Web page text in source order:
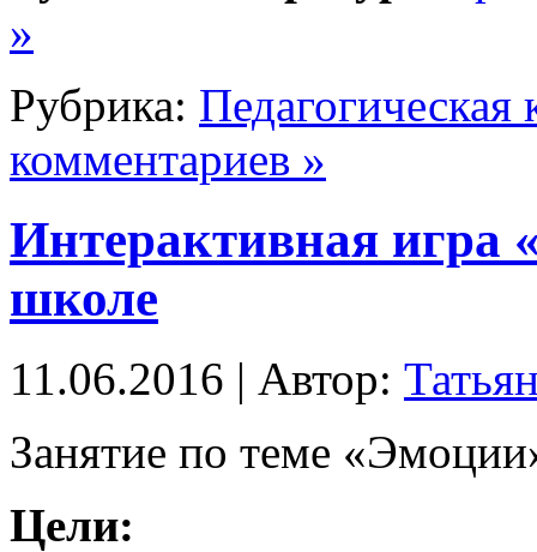
»
Рубрика: Педагогическая
комментариев »
Интерактивная игра
школе
11.06.2016 | Автор:
Занятие по теме
Цели: